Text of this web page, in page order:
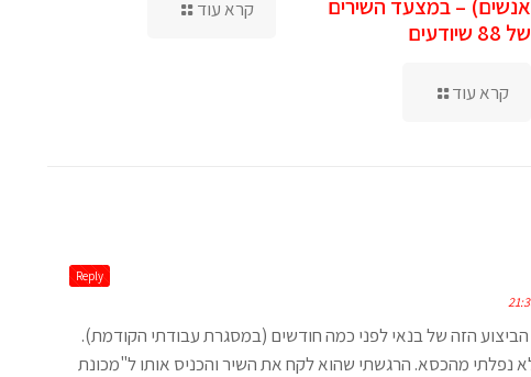
אנשים) – במצעד השירים
של 88 שיודעים
קרא עוד
קרא עוד
הזה של בנאי לפני כמה חודשים (במסגרת עבודתי הקודמת).
נפלתי מהכסא. הרגשתי שהוא לקח את השיר והכניס אותו ל"מכונת
Reply